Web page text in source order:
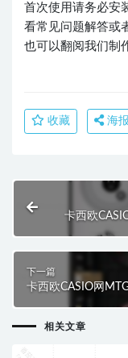
首次使用请务必安
看常见问题解答或
也可以翻阅我们制
收藏 海
卡西欧
下一篇
卡西欧CASIO网
相关文章